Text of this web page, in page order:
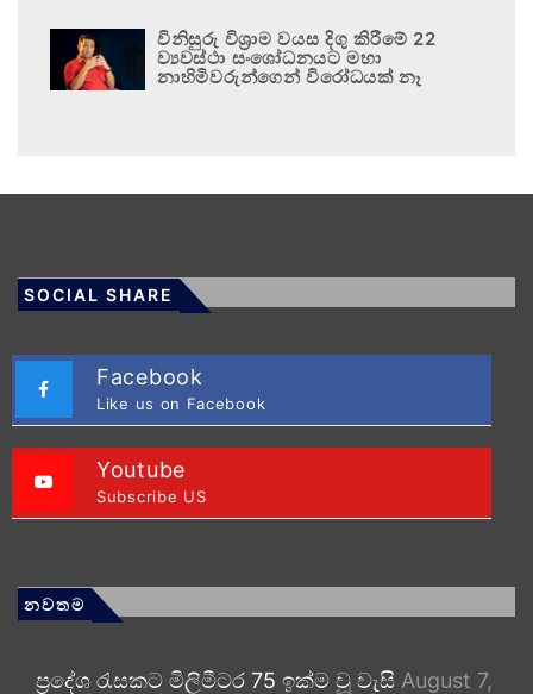
විනිසුරු විශ්‍රාම වයස දිගු කිරීමේ 22
ව්‍යවස්ථා සංශෝධනයට මහා
නාහිමිවරුන්ගෙන් විරෝධයක් නෑ
SOCIAL SHARE
Facebook
Like us on Facebook
Youtube
Subscribe US
නවතම
ප්‍රදේශ රැසකට මිලිමීටර 75 ඉක්ම වූ වැසි August 7,